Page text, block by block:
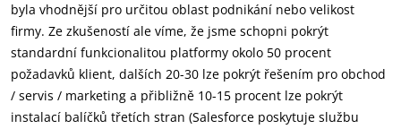
byla vhodnější pro určitou oblast podnikání nebo velikost
firmy. Ze zkušeností ale víme, že jsme schopni pokrýt
standardní funkcionalitou platformy okolo 50 procent
požadavků klient, dalších 20-30 lze pokrýt řešením pro obchod
/ servis / marketing a přibližně 10-15 procent lze pokrýt
instalací balíčků třetích stran (Salesforce poskytuje službu